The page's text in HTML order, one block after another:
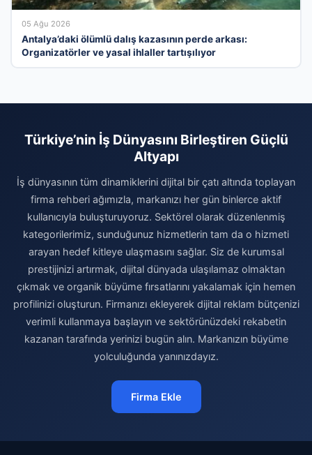
05 Ağu 2026
Antalya’daki ölümlü dalış kazasının perde arkası:
Organizatörler ve yasal ihlaller tartışılıyor
Türkiye’nin İş Dünyasını Birleştiren Güçlü
Altyapı
İş dünyasının tüm dinamiklerini dijital bir çatı altında toplayan
firma rehberi ağımızla, markanızı her gün binlerce aktif
kullanıcıyla buluşturuyoruz. Sektörel olarak düzenlenmiş
kategorilerimiz, sunduğunuz hizmetlerin tam da o hizmeti
arayan hedef kitleye ulaşmasını sağlar. Siz de kurumsal
prestijinizi artırmak, dijital dünyada ulaşılamaz olmaktan
çıkmak ve organik büyüme fırsatlarını yakalamak için hemen
profilinizi oluşturun. Firmanızı ekleyerek dijital reklam bütçenizi
verimli kullanmaya başlayın ve sektörünüzdeki rekabetin
kazanan tarafında yerinizi bugün alın. Markanızın büyüme
yolculuğunda yanınızdayız.
Firma Ekle